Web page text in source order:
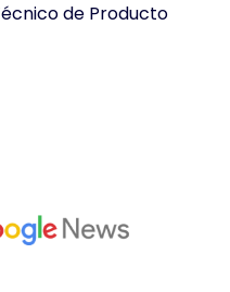
de Producto